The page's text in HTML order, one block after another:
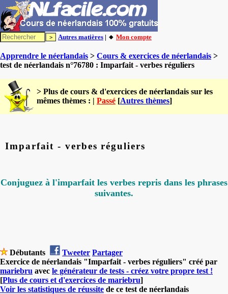
Autres matières | 🔸 Mon compte
Apprendre le néerlandais > Cours & exercices de néerlandais >
test de néerlandais n°76780 : Imparfait - verbes réguliers
> Plus de cours & d'exercices de néerlandais sur les
mêmes thèmes : | Passé [Autres thèmes]
Imparfait - verbes réguliers
Conjuguez à l'imparfait les verbes repris dans les phrases
suivantes.
Débutants Tweeter Partager
Exercice de néerlandais "Imparfait - verbes réguliers" créé par
mariebru avec le générateur de tests - créez votre propre test !
[Plus de cours et d'exercices de mariebru]
Voir les statistiques de réussite de ce test de néerlandais